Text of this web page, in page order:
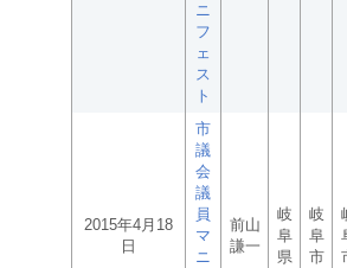
ニ
フ
ェ
ス
ト
2015年4月18
日
市
議
会
議
員
マ
ニ
前山
謙一
岐
阜
県
岐
阜
市